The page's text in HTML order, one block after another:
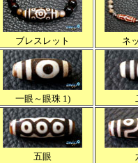
ブレスレット ネ
一眼～眼珠 1)
五眼